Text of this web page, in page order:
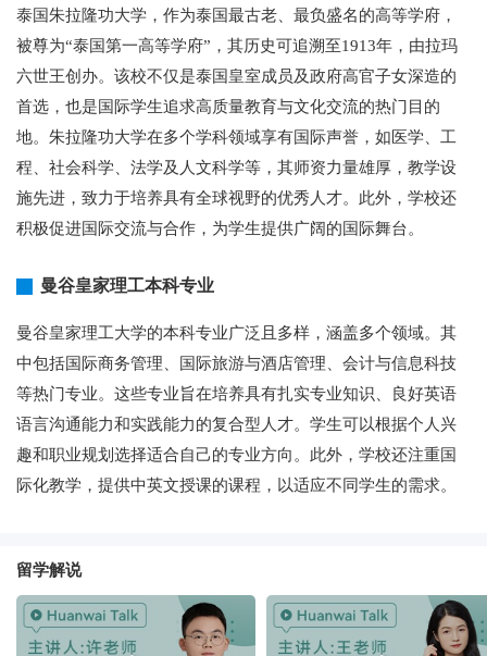
泰国朱拉隆功大学，作为泰国最古老、最负盛名的高等学府，
被尊为“泰国第一高等学府”，其历史可追溯至1913年，由拉玛
六世王创办。该校不仅是泰国皇室成员及政府高官子女深造的
首选，也是国际学生追求高质量教育与文化交流的热门目的
地。朱拉隆功大学在多个学科领域享有国际声誉，如医学、工
程、社会科学、法学及人文科学等，其师资力量雄厚，教学设
施先进，致力于培养具有全球视野的优秀人才。此外，学校还
积极促进国际交流与合作，为学生提供广阔的国际舞台。
曼谷皇家理工本科专业
曼谷皇家理工大学的本科专业广泛且多样，涵盖多个领域。其
中包括国际商务管理、国际旅游与酒店管理、会计与信息科技
等热门专业。这些专业旨在培养具有扎实专业知识、良好英语
语言沟通能力和实践能力的复合型人才。学生可以根据个人兴
趣和职业规划选择适合自己的专业方向。此外，学校还注重国
际化教学，提供中英文授课的课程，以适应不同学生的需求。
留学解说